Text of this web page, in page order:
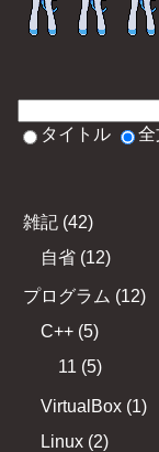
タイトル 全
雑記 (42)
自省 (12)
プログラム (12)
C++ (5)
11 (5)
VirtualBox (1)
Linux (2)